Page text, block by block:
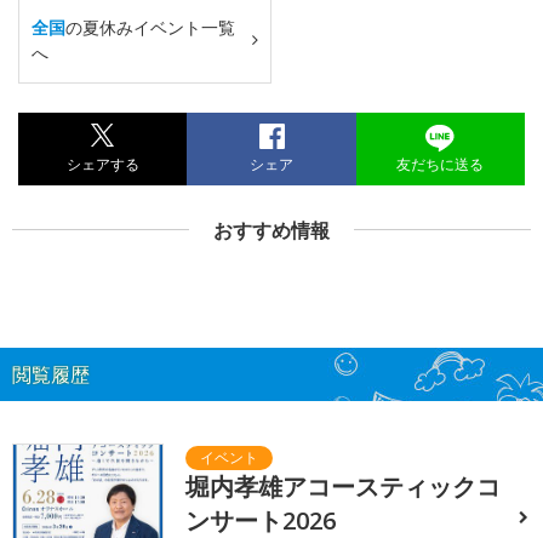
全国の夏休みイベント一覧
へ
シェアする シェア 友だちに送る
おすすめ情報
閲覧履歴
堀内孝雄アコースティックコ
ンサート2026